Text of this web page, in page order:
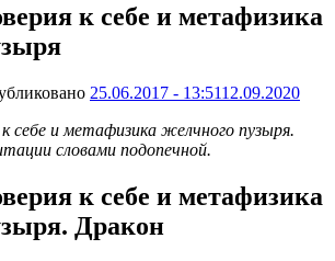
к себе и метафизика
25.06.2017 - 13:5112.09.2020
себе и метафизика желчного пузыря.
словами подопечной.
к себе и метафизика
Дракон